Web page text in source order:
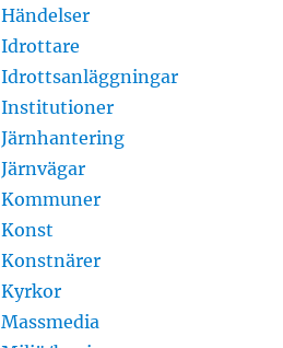
Händelser
Idrottare
Idrottsanläggningar
Institutioner
Järnhantering
Järnvägar
Kommuner
Konst
Konstnärer
Kyrkor
Massmedia